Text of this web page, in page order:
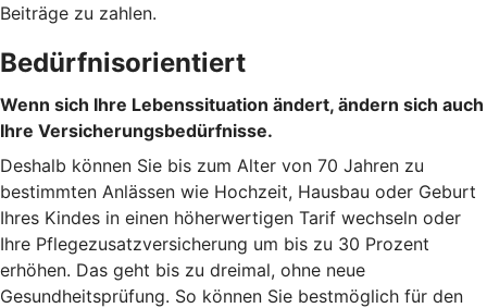
Beiträge zu zahlen.
Bedürfnisorientiert
Wenn sich Ihre Lebenssituation ändert, ändern sich auch
Ihre Versicherungsbedürfnisse.
Deshalb können Sie bis zum Alter von 70 Jahren zu
bestimmten Anlässen wie Hochzeit, Hausbau oder Geburt
Ihres Kindes in einen höherwertigen Tarif wechseln oder
Ihre Pflegezusatzversicherung um bis zu 30 Prozent
erhöhen. Das geht bis zu dreimal, ohne neue
Gesundheitsprüfung. So können Sie bestmöglich für den